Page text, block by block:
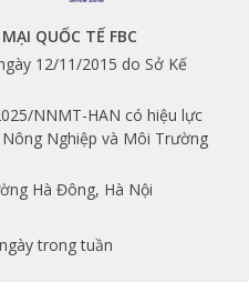
DÕI NGAY
Facebook
Instagram
Youtube
Tiktok
Shopee
QUỐC TẾ FBC
12/11/2015 do Sở Kế
NNMT-HAN có hiệu lực
Nghiệp và Môi Trường
Hà Đông, Hà Nội
trong tuần